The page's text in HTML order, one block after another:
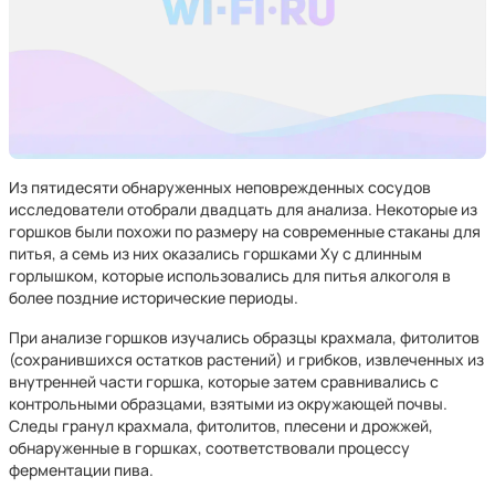
Из пятидесяти обнаруженных неповрежденных сосудов
исследователи отобрали двадцать для анализа. Некоторые из
горшков были похожи по размеру на современные стаканы для
питья, а семь из них оказались горшками Ху с длинным
горлышком, которые использовались для питья алкоголя в
более поздние исторические периоды.
При анализе горшков изучались образцы крахмала, фитолитов
(сохранившихся остатков растений) и грибков, извлеченных из
внутренней части горшка, которые затем сравнивались с
контрольными образцами, взятыми из окружающей почвы.
Следы гранул крахмала, фитолитов, плесени и дрожжей,
обнаруженные в горшках, соответствовали процессу
ферментации пива.